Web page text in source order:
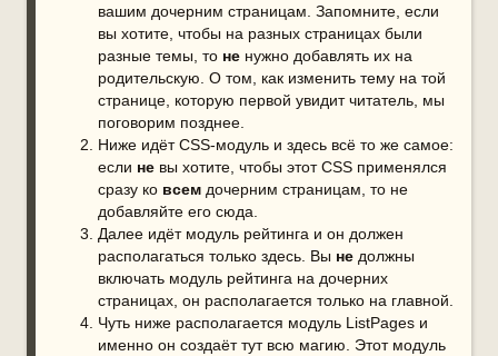
вашим дочерним страницам. Запомните, если
вы хотите, чтобы на разных страницах были
разные темы, то не нужно добавлять их на
родительскую. О том, как изменить тему на той
странице, которую первой увидит читатель, мы
поговорим позднее.
Ниже идёт CSS-модуль и здесь всё то же самое:
если не вы хотите, чтобы этот CSS применялся
сразу ко всем дочерним страницам, то не
добавляйте его сюда.
Далее идёт модуль рейтинга и он должен
располагаться только здесь. Вы не должны
включать модуль рейтинга на дочерних
страницах, он располагается только на главной.
Чуть ниже располагается модуль ListPages и
именно он создаёт тут всю магию. Этот модуль